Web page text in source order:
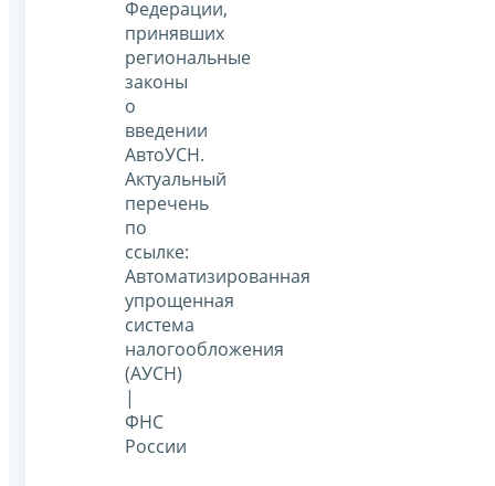
Федерации,
принявших
региональные
законы
о
введении
АвтоУСН.
Актуальный
перечень
по
ссылке:
Автоматизированная
упрощенная
система
налогообложения
(АУСН)
|
ФНС
России